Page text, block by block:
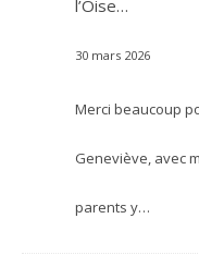
l’Oise…
30 mars 2026
Merci beaucoup
Geneviève, avec
parents y…